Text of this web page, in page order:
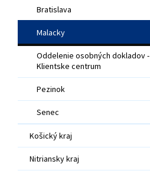
Bratislava
Malacky
Oddelenie osobných dokladov -
Klientske centrum
Pezinok
Senec
Košický kraj
Nitriansky kraj